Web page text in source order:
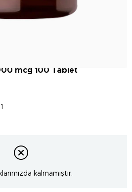
mcg 100 Tablet
kalmamıştır.